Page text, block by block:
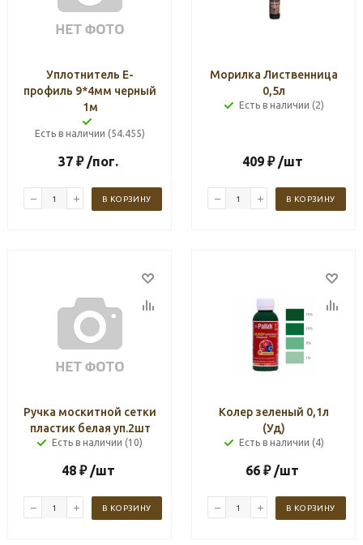
Уплотнитель Е-
профиль 9*4мм черный
1м
Есть в наличии (54.455)
37 ₽ /пог.
В КОРЗИНУ
Морилка Лиственница
0,5л
Есть в наличии (2)
409₽ /шт
В КОРЗИНУ
Ручка москитной сетки
пластик белая уп.2шт
Есть в наличии (10)
48 ₽ /шт
В КОРЗИНУ
Колер зеленый 0,1л
(Уд)
Есть в наличии (4)
66 ₽ /шт
В КОРЗИНУ